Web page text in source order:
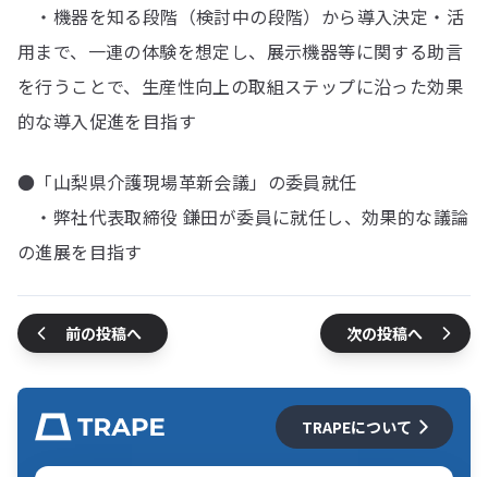
・機器を知る段階（検討中の段階）から導入決定・活
用まで、一連の体験を想定し、展示機器等に関する助言
を行うことで、生産性向上の取組ステップに沿った効果
的な導入促進を目指す
●「山梨県介護現場革新会議」の委員就任
・弊社代表取締役 鎌田が委員に就任し、効果的な議論
の進展を目指す
前の投稿へ 次の投稿へ
TRAPEについて